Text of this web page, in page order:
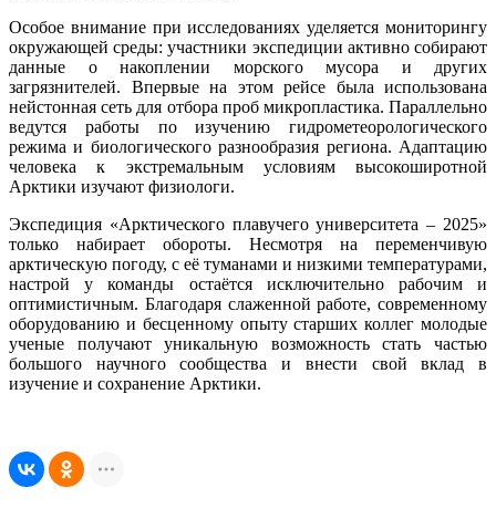
Особое внимание при исследованиях уделяется мониторингу
окружающей среды: участники экспедиции активно собирают
данные о накоплении морского мусора и других
загрязнителей. Впервые на этом рейсе была использована
нейстонная сеть для отбора проб микропластика. Параллельно
ведутся работы по изучению гидрометеорологического
режима и биологического разнообразия региона. Адаптацию
человека к экстремальным условиям высокоширотной
Арктики изучают физиологи.
Экспедиция «Арктического плавучего университета – 2025»
только набирает обороты. Несмотря на переменчивую
арктическую погоду, с её туманами и низкими температурами,
настрой у команды остаётся исключительно рабочим и
оптимистичным. Благодаря слаженной работе, современному
оборудованию и бесценному опыту старших коллег молодые
ученые получают уникальную возможность стать частью
большого научного сообщества и внести свой вклад в
изучение и сохранение Арктики.